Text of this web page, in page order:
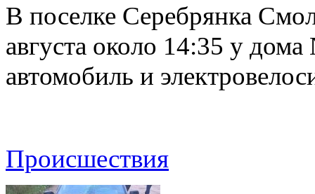
В поселке Серебрянка
августа около 14:35 у
автомобиль и
Происшествия